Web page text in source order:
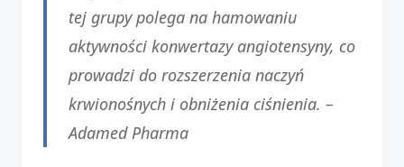
tej grupy polega na hamowaniu
aktywności konwertazy angiotensyny, co
prowadzi do rozszerzenia naczyń
krwionośnych i obniżenia ciśnienia. –
Adamed Pharma